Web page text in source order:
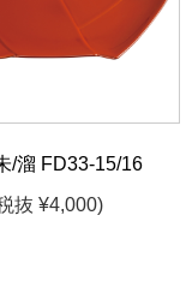
/溜 FD33-15/16
抜 ¥4,000)